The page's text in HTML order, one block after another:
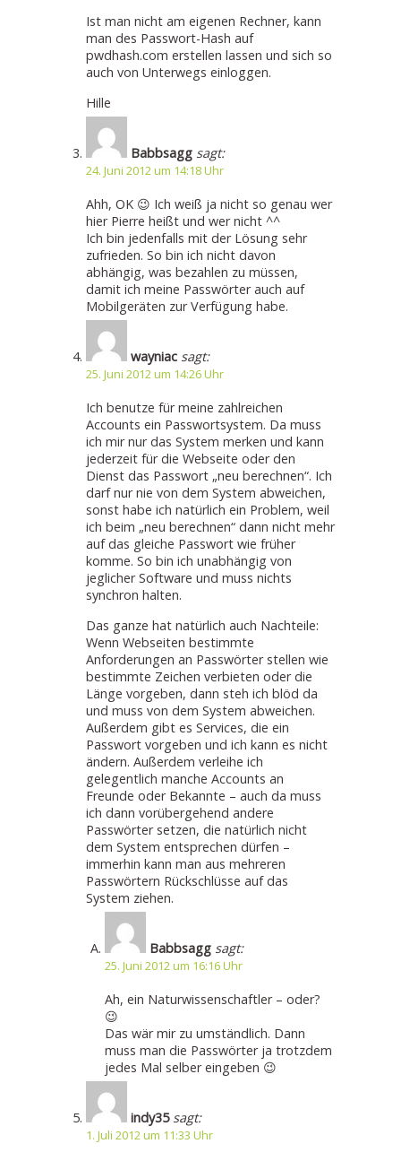
Ist man nicht am eigenen Rechner, kann
man des Passwort-Hash auf
pwdhash.com erstellen lassen und sich so
auch von Unterwegs einloggen.
Hille
Babbsagg sagt:
24. Juni 2012 um 14:18 Uhr
Ahh, OK 😉 Ich weiß ja nicht so genau wer
hier Pierre heißt und wer nicht ^^
Ich bin jedenfalls mit der Lösung sehr
zufrieden. So bin ich nicht davon
abhängig, was bezahlen zu müssen,
damit ich meine Passwörter auch auf
Mobilgeräten zur Verfügung habe.
wayniac sagt:
25. Juni 2012 um 14:26 Uhr
Ich benutze für meine zahlreichen
Accounts ein Passwortsystem. Da muss
ich mir nur das System merken und kann
jederzeit für die Webseite oder den
Dienst das Passwort „neu berechnen“. Ich
darf nur nie von dem System abweichen,
sonst habe ich natürlich ein Problem, weil
ich beim „neu berechnen“ dann nicht mehr
auf das gleiche Passwort wie früher
komme. So bin ich unabhängig von
jeglicher Software und muss nichts
synchron halten.
Das ganze hat natürlich auch Nachteile:
Wenn Webseiten bestimmte
Anforderungen an Passwörter stellen wie
bestimmte Zeichen verbieten oder die
Länge vorgeben, dann steh ich blöd da
und muss von dem System abweichen.
Außerdem gibt es Services, die ein
Passwort vorgeben und ich kann es nicht
ändern. Außerdem verleihe ich
gelegentlich manche Accounts an
Freunde oder Bekannte – auch da muss
ich dann vorübergehend andere
Passwörter setzen, die natürlich nicht
dem System entsprechen dürfen –
immerhin kann man aus mehreren
Passwörtern Rückschlüsse auf das
System ziehen.
Babbsagg sagt:
25. Juni 2012 um 16:16 Uhr
Ah, ein Naturwissenschaftler – oder?
😉
Das wär mir zu umständlich. Dann
muss man die Passwörter ja trotzdem
jedes Mal selber eingeben 😉
indy35 sagt:
1. Juli 2012 um 11:33 Uhr